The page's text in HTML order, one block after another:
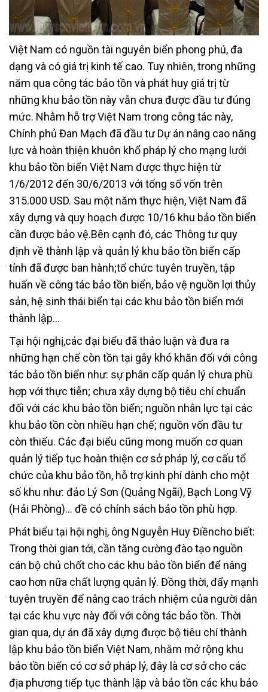
Việt Nam có nguồn tài nguyên biển phong phú, đa
dạng và có giá trị kinh tế cao. Tuy nhiên, trong những
năm qua công tác bảo tồn và phát huy giá trị từ
những khu bảo tồn này vẫn chưa được đầu tư đúng
mức. Nhằm hỗ trợ Việt Nam trong công tác này,
Chính phủ Đan Mạch đã đầu tư Dự án nâng cao năng
lực và hoàn thiện khuôn khổ pháp lý cho mạng lưới
khu bảo tồn biển Việt Nam được thực hiện từ
1/6/2012 đến 30/6/2013 với tổng số vốn trên
315.000 USD. Sau một năm thực hiện, Việt Nam đã
xây dựng và quy hoạch được 10/16 khu bảo tồn biển
cần được bảo vệ.Bên cạnh đó, các Thông tư quy
định về thành lập và quản lý khu bảo tồn biển cấp
tỉnh đã được ban hành;tổ chức tuyên truyền, tập
huấn về công tác bảo tồn biển, bảo vệ nguồn lợi thủy
sản, hệ sinh thái biển tại các khu bảo tồn biển mới
thành lập…
Tại hội nghị,các đại biểu đã thảo luận và đưa ra
những hạn chế còn tồn tại gây khó khăn đối với công
tác bảo tồn biển như: sự phân cấp quản lý chưa phù
hợp với thực tiễn; chưa xây dựng bộ tiêu chí chuẩn
đối với các khu bảo tồn biển; nguồn nhân lực tại các
khu bảo tồn còn nhiều hạn chế; nguồn vốn đầu tư
còn thiếu. Các đại biểu cũng mong muốn cơ quan
quản lý tiếp tục hoàn thiện cơ sở pháp lý, cơ cấu tổ
chức của khu bảo tồn, hỗ trợ kinh phí dành cho một
số khu như: đảo Lý Sơn (Quảng Ngãi), Bạch Long Vỹ
(Hải Phòng)… đề có chính sách bảo tồn phù hợp.
Phát biểu tại hội nghị, ông Nguyễn Huy Điềncho biết:
Trong thời gian tới, cần tăng cường đào tạo nguồn
cán bộ chủ chốt cho các khu bảo tồn biển để nâng
cao hơn nữa chất lượng quản lý. Đồng thời, đẩy mạnh
tuyên truyền để nâng cao trách nhiệm của người dân
tại các khu vực này đối với công tác bảo tồn. Thời
gian qua, dự án đã xây dựng được bộ tiêu chí thành
lập khu bảo tồn biển Việt Nam, nhằm mở rộng khu
bảo tồn biển có cơ sở pháp lý, đây là cơ sở cho các
địa phương tiếp tục thành lập và bảo tồn các khu bảo